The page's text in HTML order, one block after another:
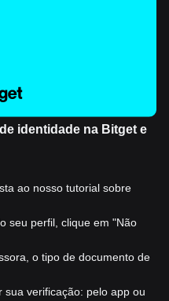
identidade na Bitget e
ao nosso tutorial sobre
seu perfil, clique em "Não
o tipo de documento de
verificação: pelo app ou